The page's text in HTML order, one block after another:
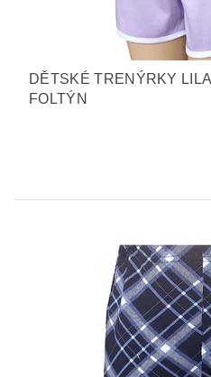
DĚTSKÉ TRENÝRKY
FOLTÝN